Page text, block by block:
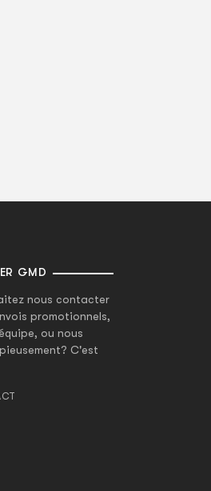
GMD
nous contacter
promotionnels,
ou nous
C'est